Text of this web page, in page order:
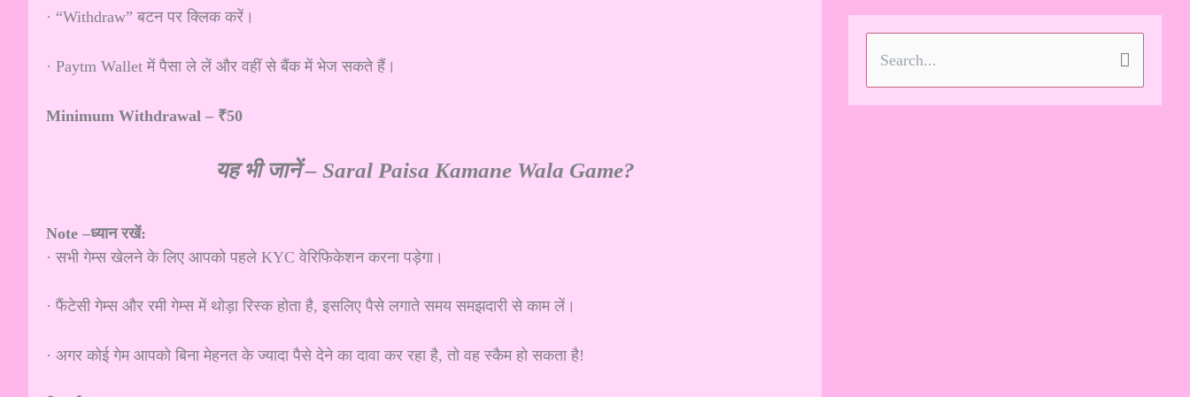
· “Withdraw” बटन पर क्लिक करें।
· Paytm Wallet में पैसा ले लें और वहीं से बैंक में भेज सकते हैं।
Minimum Withdrawal – ₹50
यह भी जानें – Saral Paisa Kamane Wala Game?
Note –ध्यान रखें:
· सभी गेम्स खेलने के लिए आपको पहले KYC वेरिफिकेशन करना पड़ेगा।
· फैंटेसी गेम्स और रमी गेम्स में थोड़ा रिस्क होता है, इसलिए पैसे लगाते समय समझदारी से काम लें।
· अगर कोई गेम आपको बिना मेहनत के ज्यादा पैसे देने का दावा कर रहा है, तो वह स्कैम हो सकता है!